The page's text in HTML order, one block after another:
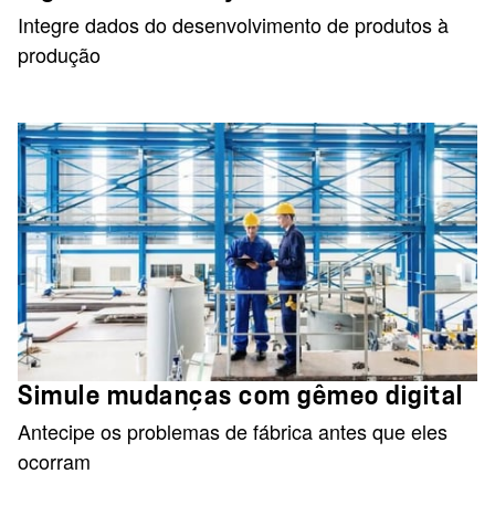
Integre dados do desenvolvimento de produtos à
produção
Simule mudanças com gêmeo digital
Antecipe os problemas de fábrica antes que eles
ocorram